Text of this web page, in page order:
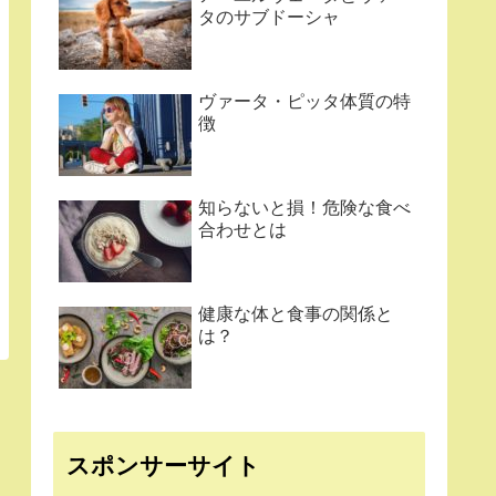
タのサブドーシャ
ヴァータ・ピッタ体質の特
徴
知らないと損！危険な食べ
合わせとは
健康な体と食事の関係と
は？
スポンサーサイト